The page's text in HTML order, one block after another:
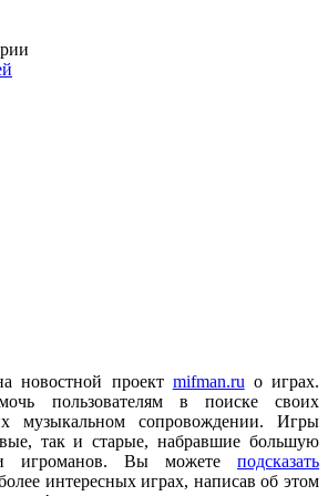
добавить на сайте Hogwarts Legacy и
На этом сайте игровые новости для
которые в той или иной форме
и геймерской индустрией в целом.
игру Garry's Mod
игру Garry's Mod. Много
новостной проект mifman.ru о играх.
пользователям в поиске своих
сопровождении. Игры
так и старые, набравшие большую
игроманов. Вы можете подсказать
интересных играх, написав об этом